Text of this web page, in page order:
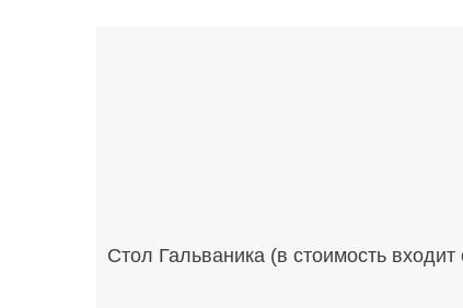
Стол Гальваника (в стоимость